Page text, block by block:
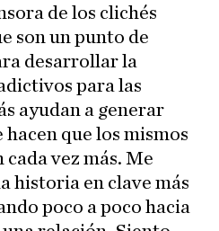
de los clichés
son un punto de
desarrollar la
para las
ayudan a generar
hacen que los mismos
vez más. Me
historia en clave más
poco a poco hacia